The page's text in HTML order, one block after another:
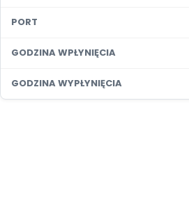
PORT
GODZINA WPŁYNIĘCIA
GODZINA WYPŁYNIĘCIA